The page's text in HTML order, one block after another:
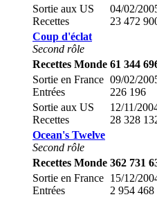
Sortie aux US
Recettes
04/02/
23 472
Coup d'éclat
Second rôle
Recettes Monde 61 344
Sortie en France
Entrées
09/02/
226 196
Sortie aux US
Recettes
12/11/
28 328
Ocean's Twelve
Second rôle
Recettes Monde 362 731
Sortie en France
Entrées
15/12/
2 954 468